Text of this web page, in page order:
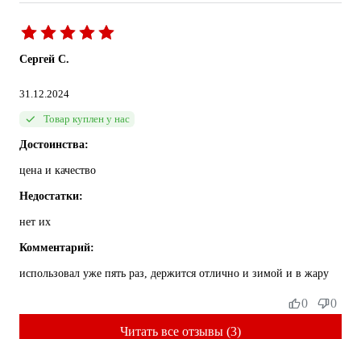
Сергей С.
31.12.2024
Товар куплен у нас
Достоинства:
цена и качество
Недостатки:
нет их
Комментарий:
использовал уже пять раз, держится отлично и зимой и в жару
Читать все отзывы (3)
0 0